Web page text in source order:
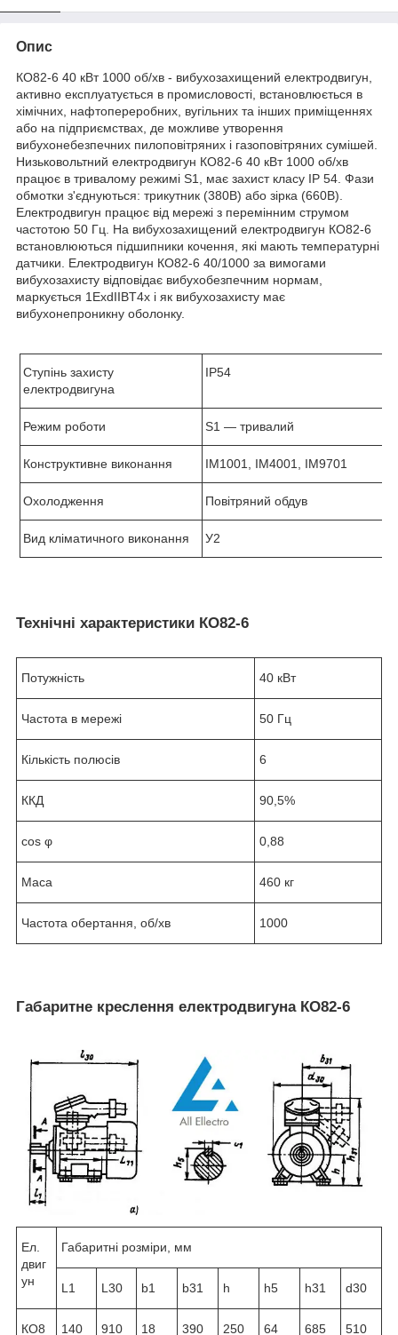
Опис
КО82-6 40 кВт 1000 об/хв - вибухозахищений електродвигун,
активно експлуатується в промисловості, встановлюється в
хімічних, нафтопереробних, вугільних та інших приміщеннях
або на підприємствах, де можливе утворення
вибухонебезпечних пилоповітряних і газоповітряних сумішей.
Низьковольтний електродвигун КО82-6 40 кВт 1000 об/хв
працює в тривалому режимі S1, має захист класу ІР 54. Фази
обмотки з'єднуються: трикутник (380В) або зірка (660В).
Електродвигун працює від мережі з перемінним струмом
частотою 50 Гц. На вибухозахищений електродвигун КО82-6
встановлюються підшипники кочення, які мають температурні
датчики. Електродвигун КО82-6 40/1000 за вимогами
вибухозахисту відповідає вибухобезпечним нормам,
маркується 1ExdIIBT4х і як вибухозахисту має
вибухонепроникну оболонку.
Ступінь захисту
електродвигуна
IP54
Режим роботи S1 ― тривалий
Конструктивне виконання IM1001, IM4001, IM9701
Охолодження Повітряний обдув
Вид кліматичного виконання У2
Технічні характеристики КО82-6
Потужність 40 кВт
Частота в мережі 50 Гц
Кількість полюсів 6
ККД 90,5%
cos φ 0,88
Маса 460 кг
Частота обертання, об/хв 1000
Габаритне креслення електродвигуна КО82-6
Ел.
двиг
ун
Габаритні розміри, мм
L1 L30 b1 b31 h h5 h31 d30
КО8 140 910 18 390 250 64 685 510